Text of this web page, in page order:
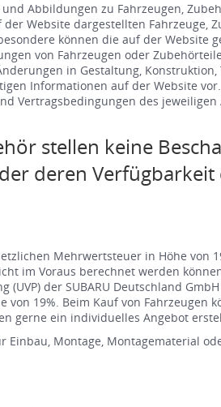
Abbildungen zu Fahrzeugen,
Website dargestellten Fahrzeuge,
können die auf der Website
von Fahrzeugen oder
in Gestaltung,
Informationen auf der Website
Vertragsbedingungen des jeweiligen
stellen keine
deren Verfügbarkeit
Mehrwertsteuer in Höhe von
im Voraus berechnet werden
der SUBARU Deutschland
19%. Beim Kauf von Fahrzeugen
gerne ein individuelles Angebot
Montage, Montagematerial